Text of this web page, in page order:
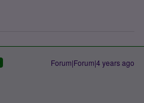
Forum|Forum|4 years ago